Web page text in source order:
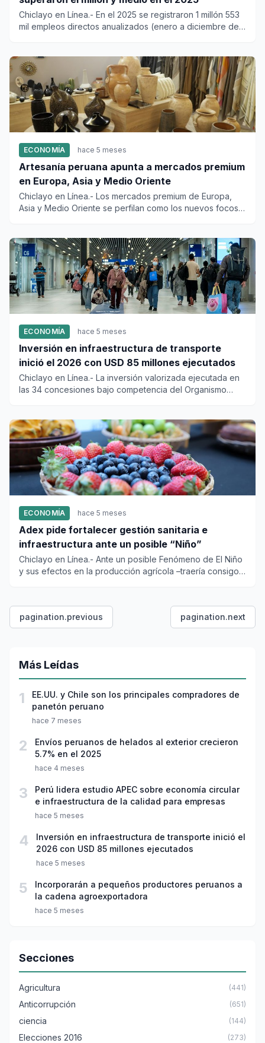
Chiclayo en Línea.- En el 2025 se registraron 1 millón 553
mil empleos directos anualizados (enero a diciembre del
ECONOMÍA hace 5 meses
Artesanía peruana apunta a mercados premium
en Europa, Asia y Medio Oriente
Chiclayo en Línea.- Los mercados premium de Europa,
Asia y Medio Oriente se perfilan como los nuevos focos
ECONOMÍA hace 5 meses
Inversión en infraestructura de transporte
inició el 2026 con USD 85 millones ejecutados
Chiclayo en Línea.- La inversión valorizada ejecutada en
las 34 concesiones bajo competencia del Organismo
ECONOMÍA hace 5 meses
Adex pide fortalecer gestión sanitaria e
infraestructura ante un posible “Niño”
Chiclayo en Línea.- Ante un posible Fenómeno de El Niño
y sus efectos en la producción agrícola –traería consigo
pagination.previous pagination.next
Más Leídas
1
EE.UU. y Chile son los principales compradores de
panetón peruano
hace 7 meses
2
Envíos peruanos de helados al exterior crecieron
5.7% en el 2025
hace 4 meses
3
Perú lidera estudio APEC sobre economía circular
e infraestructura de la calidad para empresas
hace 5 meses
4
Inversión en infraestructura de transporte inició el
2026 con USD 85 millones ejecutados
hace 5 meses
5
Incorporarán a pequeños productores peruanos a
la cadena agroexportadora
hace 5 meses
Secciones
Agricultura (441)
Anticorrupción (651)
ciencia (144)
Elecciones 2016 (273)